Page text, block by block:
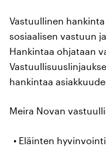
Vastuullinen
sosiaalisen vastuun
Hankintaa ohjataan
hankintaa
Meira Novan
Eläinten